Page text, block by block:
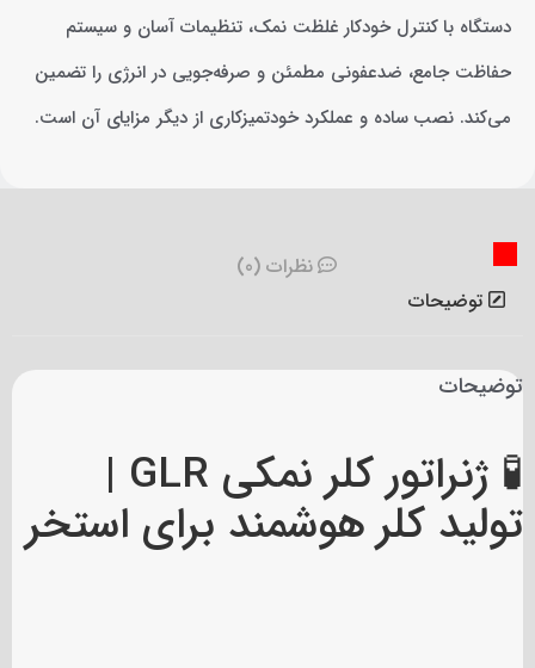
دستگاه با کنترل خودکار غلظت نمک، تنظیمات آسان و سیستم
حفاظت جامع، ضدعفونی مطمئن و صرفه‌جویی در انرژی را تضمین
می‌کند. نصب ساده و عملکرد خودتمیزکاری از دیگر مزایای آن است.
توضیحات
نظرات (0)
توضیحات
🧪 ژنراتور کلر نمکی GLR |
تولید کلر هوشمند برای استخر